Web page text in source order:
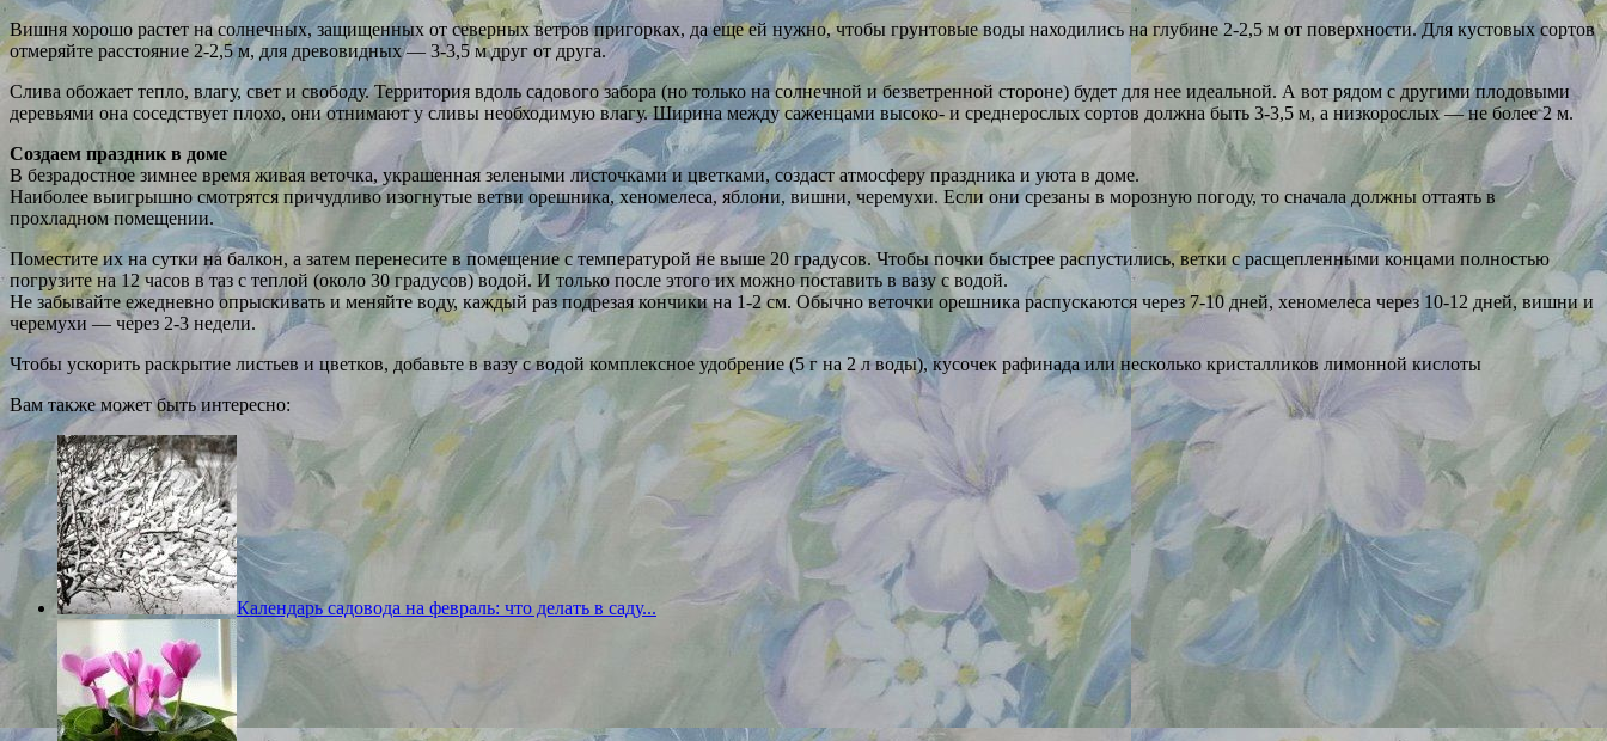
Вишня хорошо растет на солнечных, защищенных от северных ветров пригорках, да еще ей нужно, чтобы грунтовые воды находились на глубине 2-2,5 м от поверхности. Для кустовых сортов
отмеряйте расстояние 2-2,5 м, для древовидных — 3-3,5 м друг от друга.
Слива обожает тепло, влагу, свет и свободу. Территория вдоль садового забора (но только на солнечной и безветренной стороне) будет для нее идеальной. А вот рядом с другими плодовыми
деревьями она соседствует плохо, они отнимают у сливы необходимую влагу. Ширина между саженцами высоко- и среднерослых сортов должна быть 3-3,5 м, а низкорослых — не более 2 м.
Создаем праздник в доме
В безрадостное зимнее время живая веточка, украшенная зелеными листочками и цветками, создаст атмосферу праздника и уюта в доме.
Наиболее выигрышно смотрятся причудливо изогнутые ветви орешника, хеномелеса, яблони, вишни, черемухи. Если они срезаны в морозную погоду, то сначала должны оттаять в
прохладном помещении.
Поместите их на сутки на балкон, а затем перенесите в помещение с температурой не выше 20 градусов. Чтобы почки быстрее распустились, ветки с расщепленными концами полностью
погрузите на 12 часов в таз с теплой (около 30 градусов) водой. И только после этого их можно поставить в вазу с водой.
Не забывайте ежедневно опрыскивать и меняйте воду, каждый раз подрезая кончики на 1-2 см. Обычно веточки орешника распускаются через 7-10 дней, хеномелеса через 10-12 дней, вишни и
черемухи — через 2-3 недели.
Чтобы ускорить раскрытие листьев и цветков, добавьте в вазу с водой комплексное удобрение (5 г на 2 л воды), кусочек рафинада или несколько кристалликов лимонной кислоты
Вам также может быть интересно:
Календарь садовода на февраль: что делать в саду...